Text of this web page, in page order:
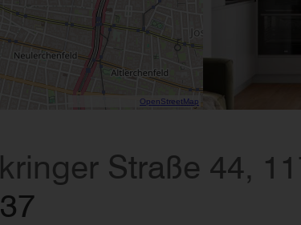
OpenStreetMap
Straße 44,